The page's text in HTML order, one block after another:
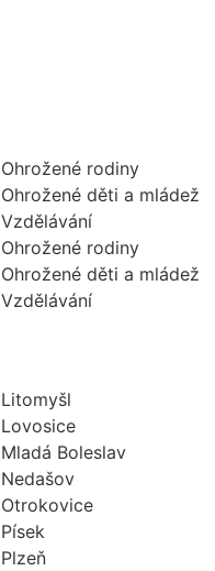
Ohrožené rodiny
Ohrožené děti a mládež
Vzdělávání
Ohrožené rodiny
Ohrožené děti a mládež
Vzdělávání
Litomyšl
Lovosice
Mladá Boleslav
Nedašov
Otrokovice
Písek
Plzeň